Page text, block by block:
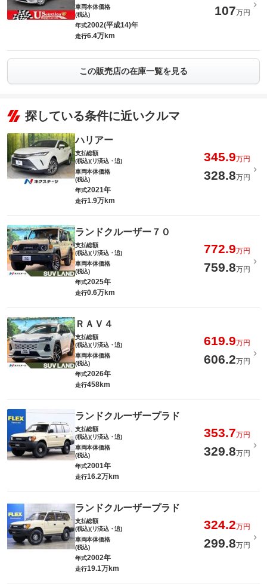
車両本体価格
(税込)
107万円
年式2002(平成14)年
走行6.4万km
この販売店の在庫一覧を見る
探している条件に近いクルマ
ハリアー
支払総額
(税込)(リ済込・追)
345.9万円
車両本体価格
(税込)
328.8万円
年式2021年
走行1.9万km
ランドクルーザー７０
支払総額
(税込)(リ済込・追)
772.9万円
車両本体価格
(税込)
759.8万円
年式2025年
走行0.6万km
ＲＡＶ４
支払総額
(税込)(リ済込・追)
619.9万円
車両本体価格
(税込)
606.2万円
年式2026年
走行458km
ランドクルーザープラド
支払総額
(税込)(リ済込・追)
353.7万円
車両本体価格
(税込)
329.8万円
年式2001年
走行16.2万km
ランドクルーザープラド
支払総額
(税込)(リ済込・追)
324.2万円
車両本体価格
(税込)
299.8万円
年式2002年
走行19.1万km